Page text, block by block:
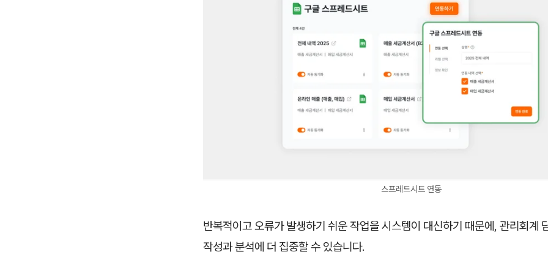
스프레드시트 연동
반복적이고 오류가 발생하기 쉬운 작업을 시스템이 대신하기 때문에, 관리회계
작성과 분석에 더 집중할 수 있습니다.